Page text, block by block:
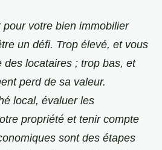
votre bien immobilier
un défi. Trop élevé, et vous
des locataires ; trop bas, et
perd de sa valeur.
local, évaluer les
propriété et tenir compte
sont des étapes